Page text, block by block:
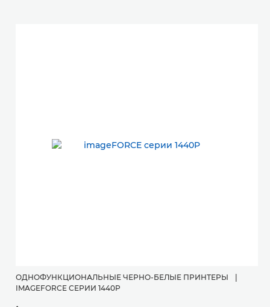
ОДНОФУНКЦИОНАЛЬНЫЕ ЧЕРНО-БЕЛЫЕ ПРИНТЕРЫ
IMAGEFORCE СЕРИИ 1440P